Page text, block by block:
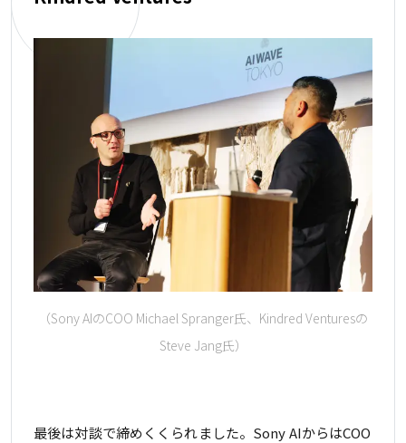
（Sony AIのCOO Michael Spranger氏、Kindred Venturesの
Steve Jang氏）
最後は対談で締めくくられました。Sony AIからはCOO